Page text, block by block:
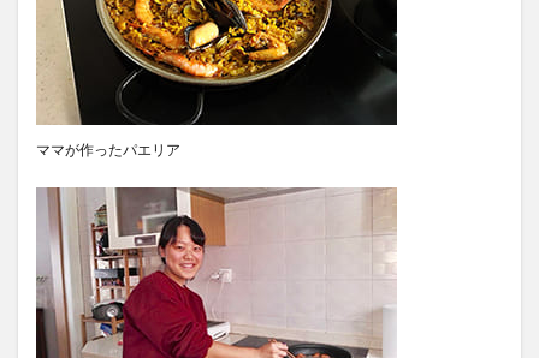
ママが作ったパエリア